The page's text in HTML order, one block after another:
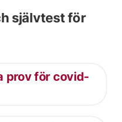
självtest för
prov för covid-